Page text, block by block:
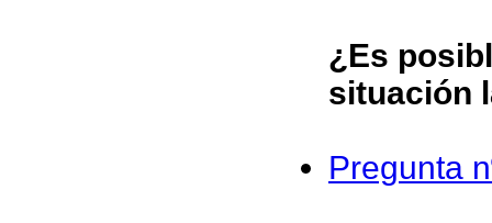
¿Es
situación
Pregunta